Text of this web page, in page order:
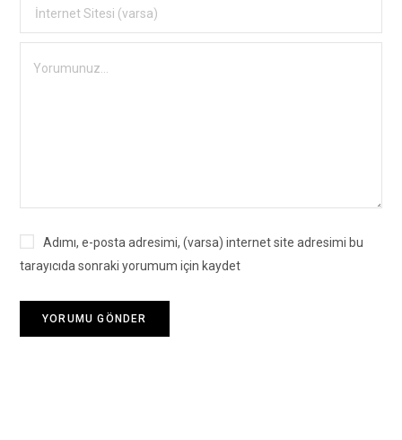
Adımı, e-posta adresimi, (varsa) internet site adresimi bu
tarayıcıda sonraki yorumum için kaydet